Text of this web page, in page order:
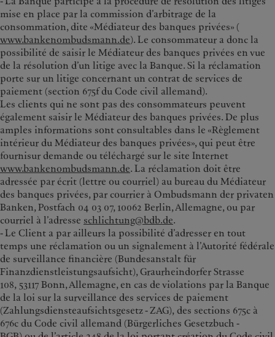
mise en place par la commission d’arbitrage de la
consommation, dite «Médiateur des banques privées» (
www.bankenombudsmann.de). Le consommateur a donc la
possibilité de saisir le Médiateur des banques privées en vue
de la résolution d’un litige avec la Banque. Si la réclamation
porte sur un litige concernant un contrat de services de
paiement (section 675f du Code civil allemand).
Les clients qui ne sont pas des consommateurs peuvent
également saisir le Médiateur des banques privées. De plus
amples informations sont consultables dans le «Règlement
intérieur du Médiateur des banques privées», qui peut être
fournisur demande ou téléchargé sur le site Internet
www.bankenombudsmann.de. La réclamation doit être
adressée par écrit (lettre ou courriel) au bureau du Médiateur
des banques privées, par courrier à Ombudsmann der privaten
Banken, Postfach 04 03 07, 10062 Berlin, Allemagne, ou par
courriel à l’adresse schlichtung@bdb.de.
- Le Client a par ailleurs la possibilité d’adresser en tout
temps une réclamation ou un signalement à l’Autorité fédérale
de surveillance financière (Bundesanstalt für
Finanzdienstleistungsaufsicht), Graurheindorfer Strasse
108, 53117 Bonn, Allemagne, en cas de violations par la Banque
de la loi sur la surveillance des services de paiement
(Zahlungsdiensteaufsichtsgesetz - ZAG), des sections 675c à
676c du Code civil allemand (Bürgerliches Gesetzbuch -